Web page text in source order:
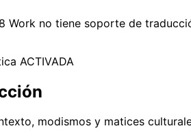
Work no tiene soporte de
ACTIVADA
modismos y matices